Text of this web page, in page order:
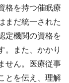
格を持つ催眠療
まだ統一された
定機関の資格を
。また、かかり
せん。医療従事
とを伝え、理解